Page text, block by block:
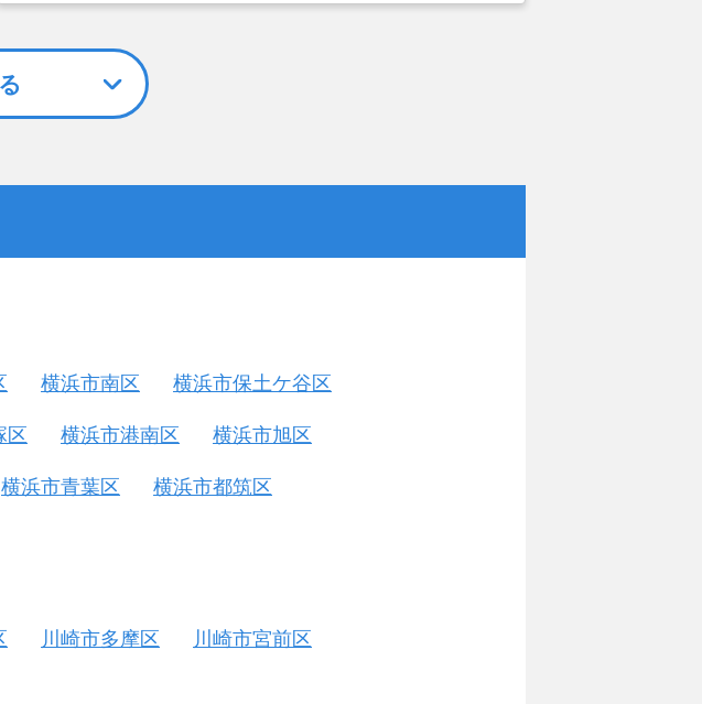
対応しているランドネットにお願いしました。
横浜市南区 横浜市保土ケ谷区
区 横浜市港南区 横浜市旭区
横浜市青葉区 横浜市都筑区
川崎市多摩区 川崎市宮前区